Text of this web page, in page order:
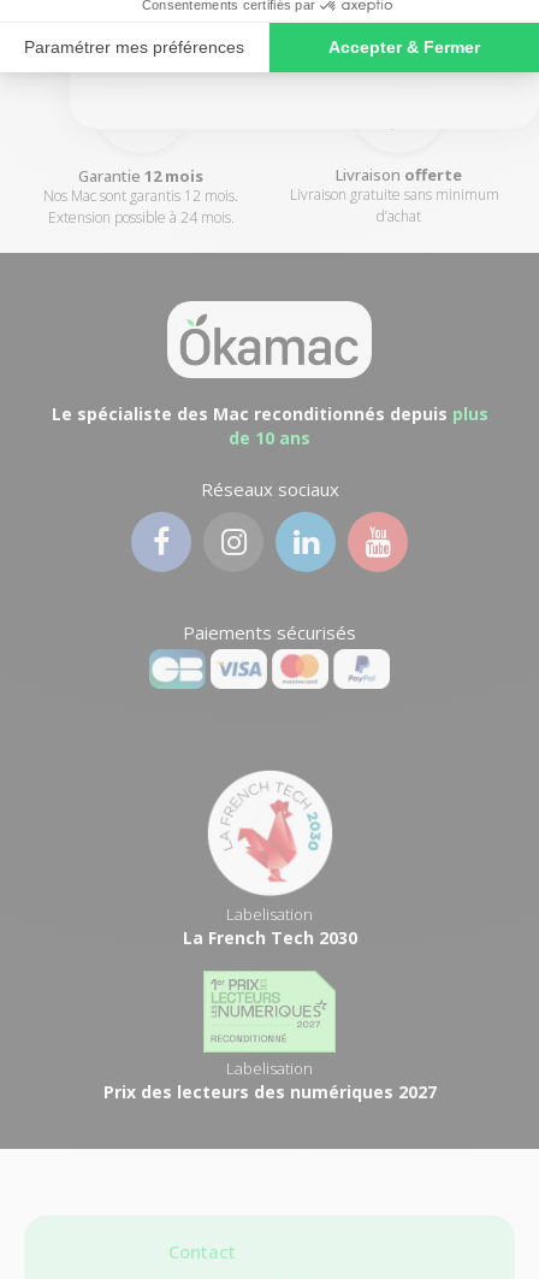
nettoyé et réinstallé
plein coeur de l'Anjou
Garantie 12 mois
Nos Mac sont garantis 12 mois.
Extension possible à 24 mois.
Livraison offerte
Livraison gratuite sans minimum
d’achat
Le spécialiste des Mac reconditionnés depuis plus
de 10 ans
Réseaux sociaux
Paiements sécurisés
Labelisation
La French Tech 2030
Labelisation
Prix des lecteurs des numériques 2027
Contact
NO, THANKS